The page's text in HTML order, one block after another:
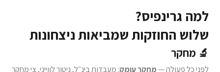
למה גרינפיס?
שלוש החוזקות שמביאות ניצחונות
🔬 מחקר
לפני כל פעולה —מחקר עומק: מעבדות בינ״ל, ניטור לווייני, צי מחקר